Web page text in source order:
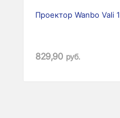
Проектор Wanbo Vali 1
829,90 руб.